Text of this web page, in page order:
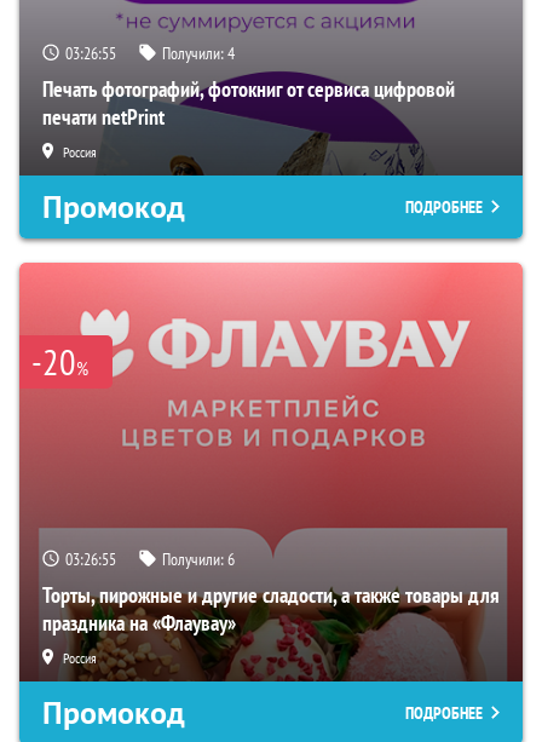
03:26:54 Получили:4
Печать фотографий, фотокниг от сервиса цифровой
печати netPrint
Россия
Промокод ПОДРОБНЕЕ
-20%
03:26:54 Получили:6
Торты, пирожные и другие сладости, а также товары для
праздника на «Флаувау»
Россия
Промокод ПОДРОБНЕЕ